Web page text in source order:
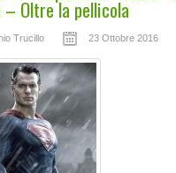
Oltre la pellicola
Trucillo 23 Ottobre 2016